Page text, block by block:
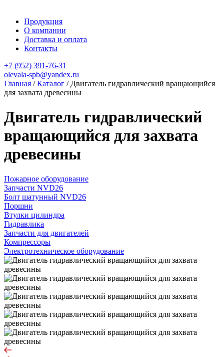
Продукция
О компании
Доставка и оплата
Контакты
+7 (952) 391-76-31
olevala-spb@yandex.ru
Главная /Каталог / Двигатель гидравлический вращающийся
для захвата древесины
Двигатель гидравлический
вращающийся для захвата
древесины
Пожарное оборудование
Запчасти NVD26
Болт шатунный NVD26
Поршни
Втулки цилиндра
Гидравлика
Запчасти для двигателей
Компрессоры
Электротехническое оборудование